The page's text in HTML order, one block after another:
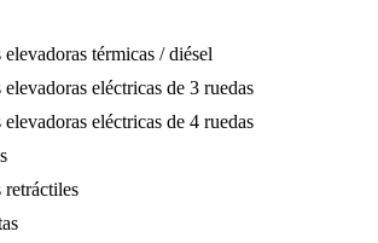
térmicas / diésel
eléctricas de 3 ruedas
eléctricas de 4 ruedas
retráctiles